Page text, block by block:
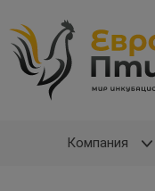
Компания